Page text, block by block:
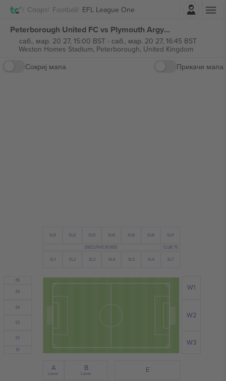
Спорт Football EFL League OneНајави се
Peterborough United FC vs Plymouth Argyle FC EFL League One билети
саб., мар. 20 27, 15:00 BST- саб., мар. 20 27, 16:45 BST
Weston Homes Stadium, Peterborough, United Kingdom
Сокриј мапа
Прикачи мапа
EXECUTIVE BOXES CLUB 75
SL1 SL2 SL3 SL4 SL5 SL6 SL7
A
Lower
B
Lower E
SU1 SU2 SU3 SU4 SU5 SU6 SU7
E1
E2
E3
E4
E5
E6
W3
W2
W1